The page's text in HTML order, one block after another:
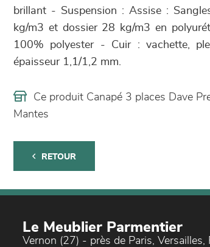
brillant - Suspension : Assise :
kg/m3 et dossier 28 kg/m3 en
100% polyester - Cuir : vachette,
épaisseur 1,1/1,2 mm.
Ce produit Canapé 3 places Dave
Mantes
RETOUR
Le Meublier Parmentier
Vernon (27) - près de Paris, Versailles,